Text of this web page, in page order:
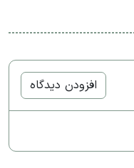
افزودن دیدگاه